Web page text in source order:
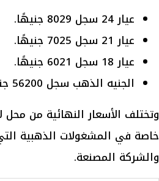
عيار 24 سجل 8029 جنيهًا.
عيار 21 سجل 7025 جنيهًا.
عيار 18 سجل 6021 جنيهًا.
الجنيه الذهب سجل 56200 جنيه.
وتختلف الأسعارالنهائية من محل
خاصة في المشغولات الذهبية
والشركة المصنعة.